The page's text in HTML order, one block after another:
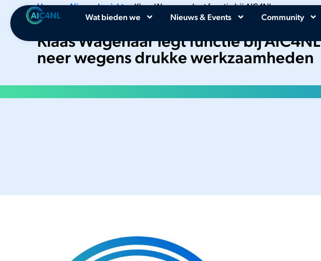
Wat bieden we Nieuws & Events Community
Home•Nieuwsbericht•Klaas Wagenaar legt functie bij AIC4NL neer wegens
drukke werkzaamheden
Klaas Wagenaar legt functie bij AIC4NL
neer wegens drukke werkzaamheden